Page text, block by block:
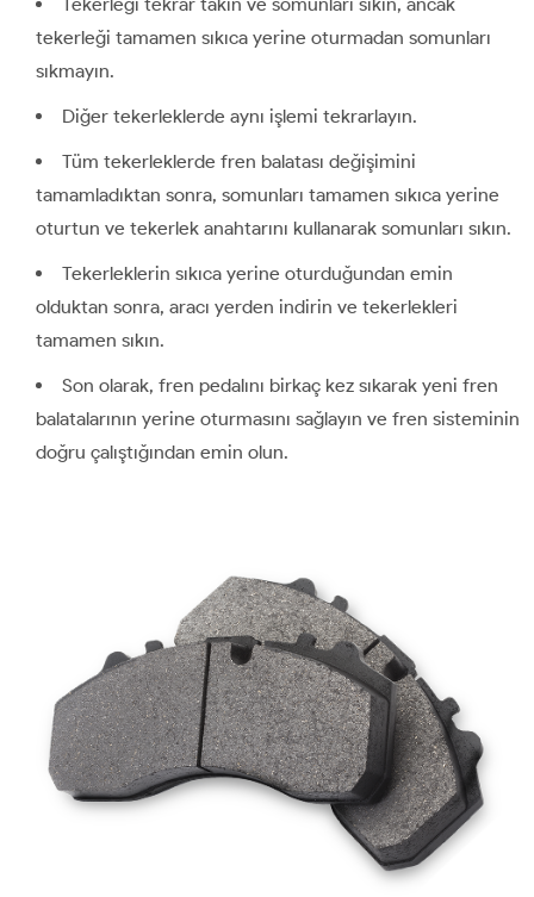
Tekerleği tekrar takın ve somunları sıkın, ancak
tekerleği tamamen sıkıca yerine oturmadan somunları
sıkmayın.
Diğer tekerleklerde aynı işlemi tekrarlayın.
Tüm tekerleklerde fren balatası değişimini
tamamladıktan sonra, somunları tamamen sıkıca yerine
oturtun ve tekerlek anahtarını kullanarak somunları sıkın.
Tekerleklerin sıkıca yerine oturduğundan emin
olduktan sonra, aracı yerden indirin ve tekerlekleri
tamamen sıkın.
Son olarak, fren pedalını birkaç kez sıkarak yeni fren
balatalarının yerine oturmasını sağlayın ve fren sisteminin
doğru çalıştığından emin olun.